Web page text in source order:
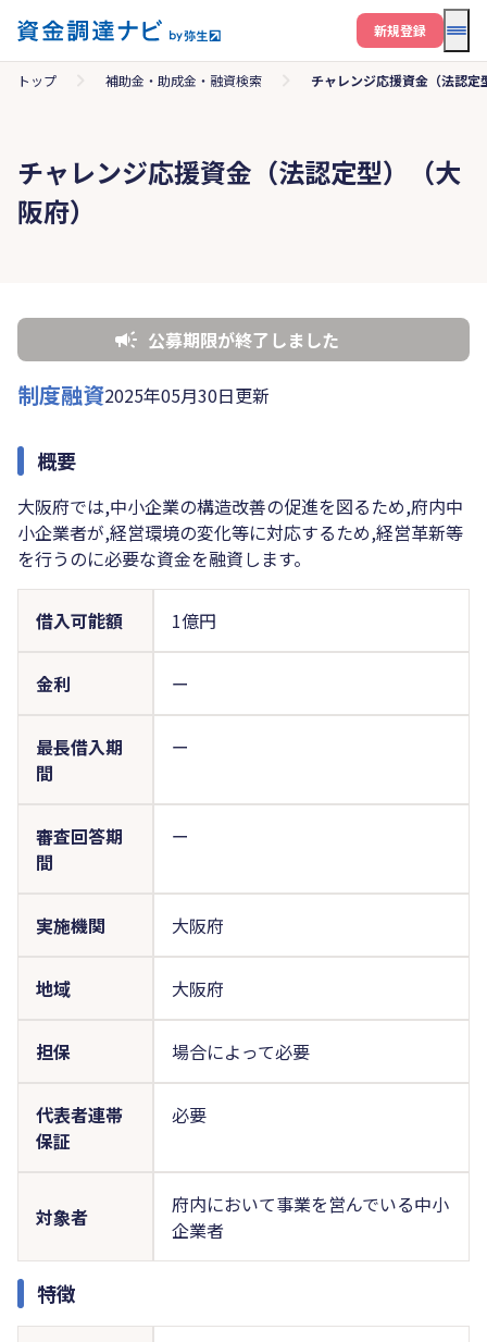
メ
新規登録
トップ 補助金・助成金・融資検索 チャレンジ応援資金（法認定
チャレンジ応援資金（法認定型）（大
阪府）
公募期限が終了しました
制度融資2025年05月30日更新
概要
大阪府では,中小企業の構造改善の促進を図るため,府内中
小企業者が,経営環境の変化等に対応するため,経営革新等
を行うのに必要な資金を融資します。
借入可能額 1億円
金利 ー
最長借入期
間
ー
審査回答期
間
ー
実施機関 大阪府
地域 大阪府
担保 場合によって必要
代表者連帯
保証
必要
対象者
府内において事業を営んでいる中小
企業者
特徴